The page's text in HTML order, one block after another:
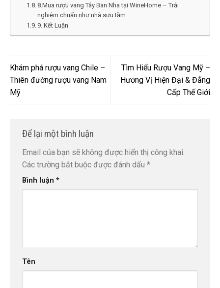
8.Mua rượu vang Tây Ban Nha tại WineHome – Trải
nghiệm chuẩn như nhà sưu tầm
9. Kết Luận
Khám phá rượu vang Chile –
Thiên đường rượu vang Nam
Mỹ
Tìm Hiểu Rượu Vang Mỹ –
Hương Vị Hiện Đại & Đẳng
Cấp Thế Giới
Để lại một bình luận
Email của bạn sẽ không được hiển thị công khai.
Các trường bắt buộc được đánh dấu *
Bình luận *
Tên